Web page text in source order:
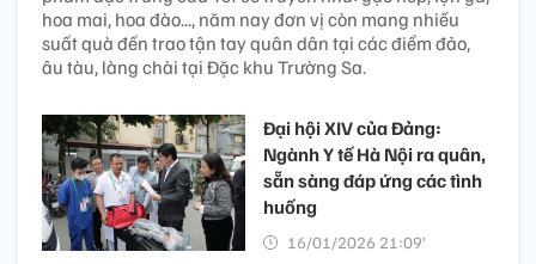
hoa mai, hoa đào..., năm nay đơn vị còn mang nhiều
suất quà đến trao tận tay quân dân tại các điểm đảo,
âu tàu, làng chài tại Đặc khu Trường Sa.
Đại hội XIV của Đảng:
Ngành Y tế Hà Nội ra quân,
sẵn sàng đáp ứng các tình
huống
16/01/2026 21:09’